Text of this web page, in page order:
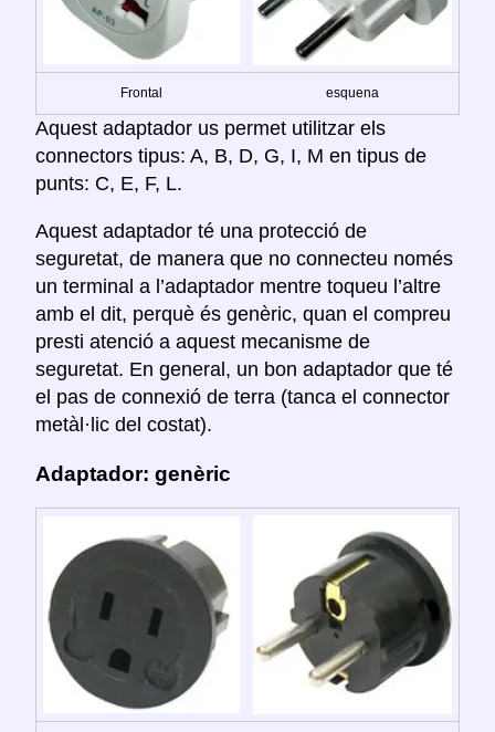
Frontal esquena
Aquest adaptador us permet utilitzar els
connectors tipus: A, B, D, G, I, M en tipus de
punts: C, E, F, L.
Aquest adaptador té una protecció de
seguretat, de manera que no connecteu només
un terminal a l’adaptador mentre toqueu l’altre
amb el dit, perquè és genèric, quan el compreu
presti atenció a aquest mecanisme de
seguretat. En general, un bon adaptador que té
el pas de connexió de terra (tanca el connector
metàl·lic del costat).
Adaptador: genèric